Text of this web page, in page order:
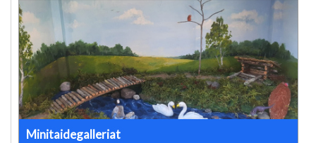
Minitaidegalleriat